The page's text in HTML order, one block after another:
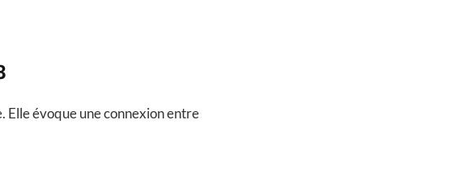
Elle évoque une connexion entre